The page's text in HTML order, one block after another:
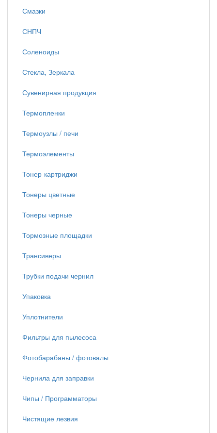
Смазки
СНПЧ
Соленоиды
Стекла, Зеркала
Сувенирная продукция
Термопленки
Термоузлы / печи
Термоэлементы
Тонер-картриджи
Тонеры цветные
Тонеры черные
Тормозные площадки
Трансиверы
Трубки подачи чернил
Упаковка
Уплотнители
Фильтры для пылесоса
Фотобарабаны / фотовалы
Чернила для заправки
Чипы / Программаторы
Чистящие лезвия